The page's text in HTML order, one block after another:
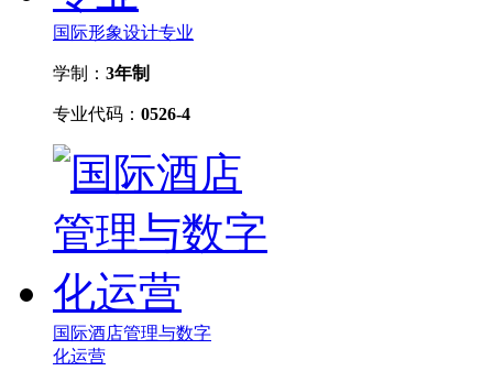
国际形象设计专业
学制： 3年制
专业代码： 0526-4
国际酒店管理与数字
化运营